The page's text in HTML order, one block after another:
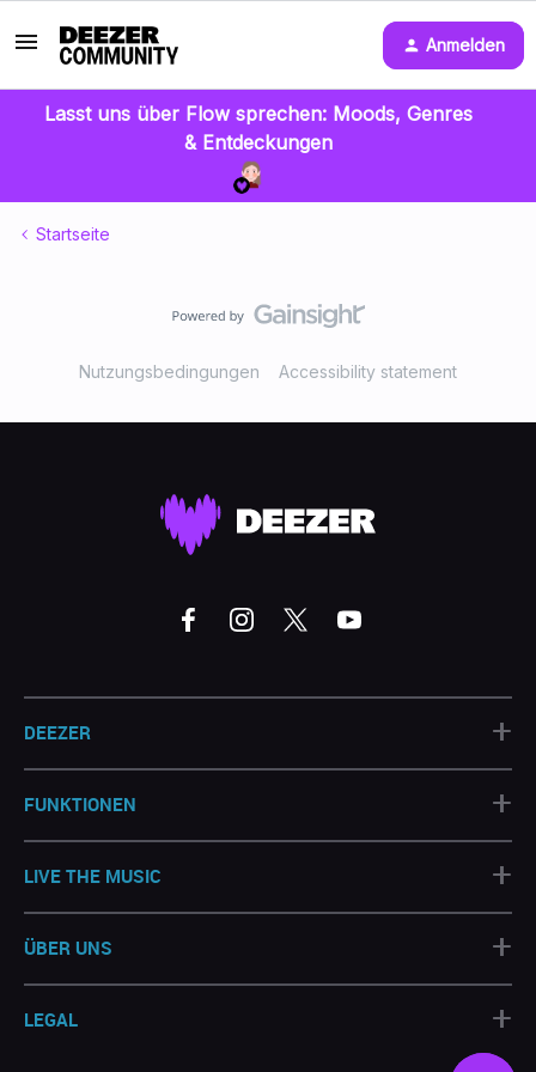
Anmelden
Lasst uns über Flow sprechen: Moods, Genres
& Entdeckungen
Startseite
Nutzungsbedingungen Accessibility statement
DEEZER +
FUNKTIONEN +
LIVE THE MUSIC +
ÜBER UNS +
LEGAL +